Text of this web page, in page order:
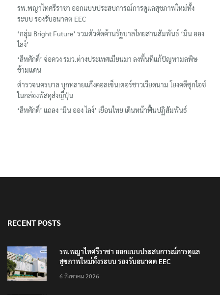
รพ.พญาไทศรีราชา ออกแบบประสบการณ์การดูแลสุขภาพใหม่ทั้ง
ระบบ รองรับอนาคต EEC
‘กลุ่ม Bright Future’ รวมตัวคัดค้านรัฐบาลไทยสานสัมพันธ์ ‘มิน ออง
ไลง์’
‘สีหศักดิ์’ จ่อควง รมว.ต่างประเทศเมียนมา ลงพื้นที่แก้ปัญหามลพิษ
ข้ามแดน
ตำรวจนครบาล บุกทลายแก๊งคอลเซ็นเตอร์ชาวเวียดนาม โยงคดีซุกไอซ์
ในกล่องพัสดุส่งญี่ปุ่น
‘สีหศักดิ์’ แถลง ‘มิน ออง ไลง์’ เยือนไทย เดินหน้าฟื้นปฏิสัมพันธ์
RECENT POSTS
รพ.พญาไทศรีราชา ออกแบบประสบการณ์การดูแล
สุขภาพใหม่ทั้งระบบ รองรับอนาคต EEC
6 สิงหาคม 2026